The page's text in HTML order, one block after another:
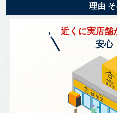
理由
近くに実店舗
安心